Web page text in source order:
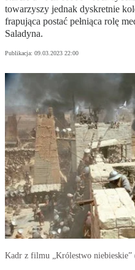
towarzyszy jednak dyskretnie
frapująca postać pełniąca rolę
Saladyna.
Publikacja: 09.03.2023 22:00
Kadr z filmu „Królestwo